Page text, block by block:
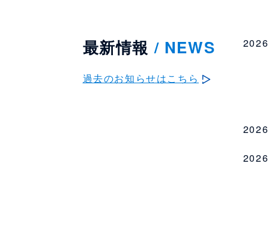
最新情報 / NEWS
過去のお知らせはこちら